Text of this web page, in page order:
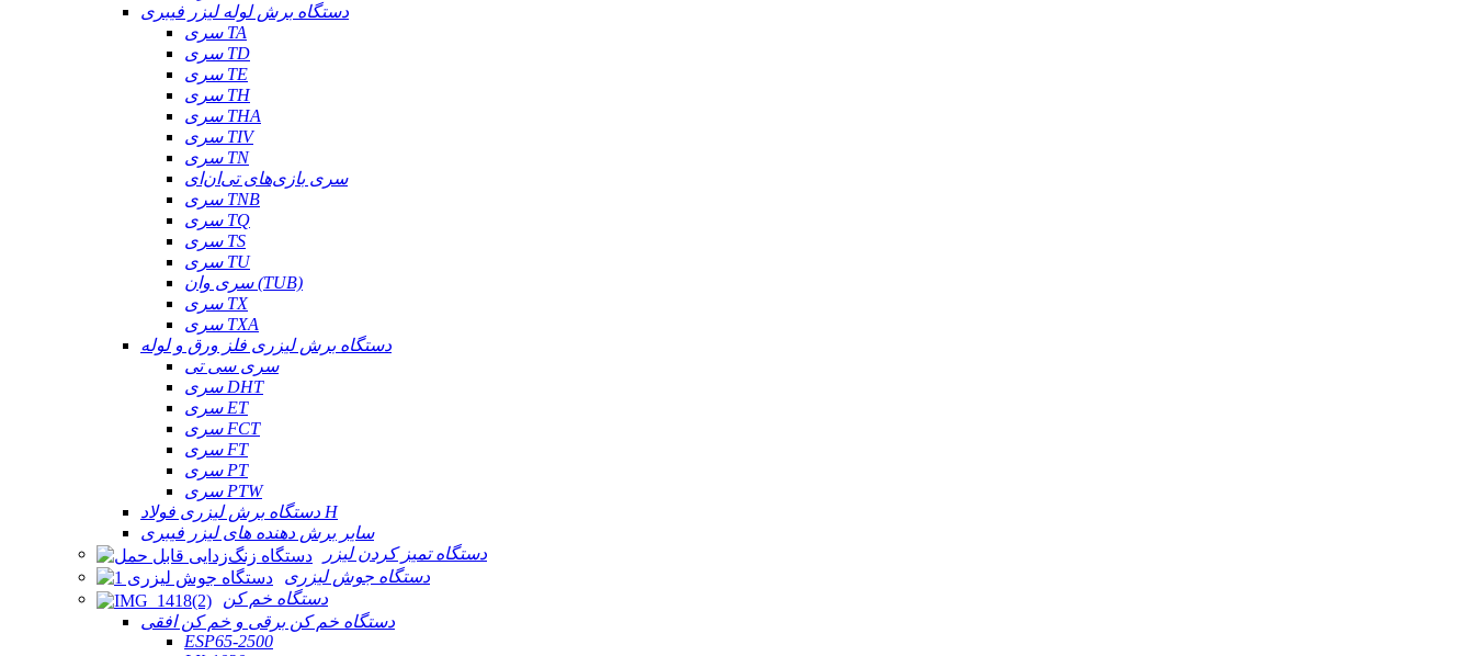
دستگاه برش لوله لیزر فیبری
سری TA
سری TD
سری TE
سری TH
سری THA
سری TIV
سری TN
سری بازی‌های تی‌ان‌ای
سری TNB
سری TQ
سری TS
سری TU
سری وان (TUB)
سری TX
سری TXA
دستگاه برش لیزری فلز ورق و لوله
سری سی تی
سری DHT
سری ET
سری FCT
سری FT
سری PT
سری PTW
دستگاه برش لیزری فولاد H
سایر برش دهنده های لیزر فیبری
دستگاه تمیز کردن لیزر
دستگاه جوش لیزری
دستگاه خم کن
دستگاه خم کن برقی و خم کن افقی
ESP65-2500